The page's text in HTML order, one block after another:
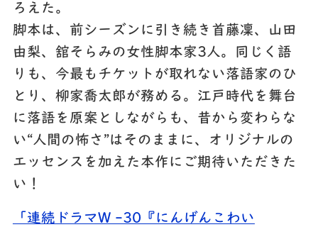
ろえた。
脚本は、前シーズンに引き続き首藤凜、山田
由梨、舘そらみの女性脚本家3人。同じく語
りも、今最もチケットが取れない落語家のひ
とり、柳家喬太郎が務める。江戸時代を舞台
に落語を原案としながらも、昔から変わらな
い“人間の怖さ”はそのままに、オリジナルの
エッセンスを加えた本作にご期待いただきた
い！
「連続ドラマW -30『にんげんこわい